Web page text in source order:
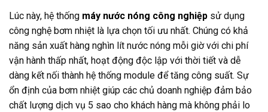
Lúc này, hệ thống máy nước nóng công nghiệp sử dụng
công nghệ bơm nhiệt là lựa chọn tối ưu nhất. Chúng có khả
năng sản xuất hàng nghìn lít nước nóng mỗi giờ với chi phí
vận hành thấp nhất, hoạt động độc lập với thời tiết và dễ
dàng kết nối thành hệ thống module để tăng công suất. Sự
ổn định của bơm nhiệt giúp các chủ doanh nghiệp đảm bảo
chất lượng dịch vụ 5 sao cho khách hàng mà không phải lo